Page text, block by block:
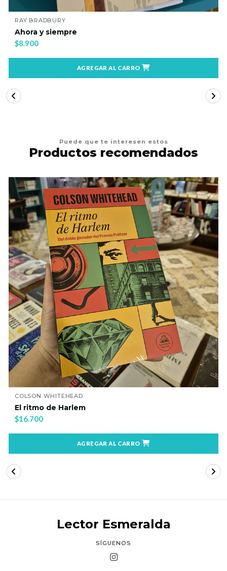
RAY BRADBURY
Ahora y siempre
$8.900
AGREGAR AL CARRO
Puede que te interesen estos
Productos recomendados
COLSON WHITEHEAD
El ritmo de Harlem
$16.700
AGREGAR AL CARRO
Lector Esmeralda
SÍGUENOS